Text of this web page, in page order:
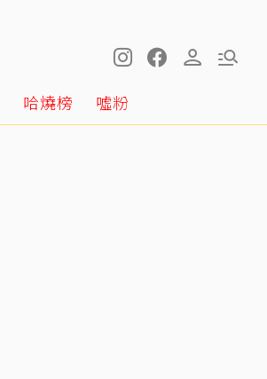
哈燒榜 噓粉